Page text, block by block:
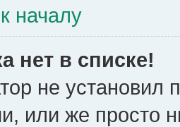
началу
нет в списке!
не установил
или же просто